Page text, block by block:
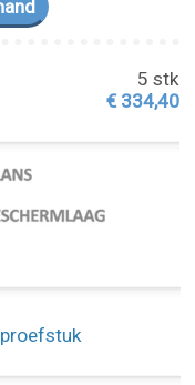
5 stk
€ 334,40
proefstuk